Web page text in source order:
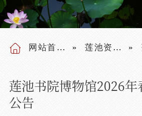
网站首页 莲池资讯
莲池书院博物馆2026
公告